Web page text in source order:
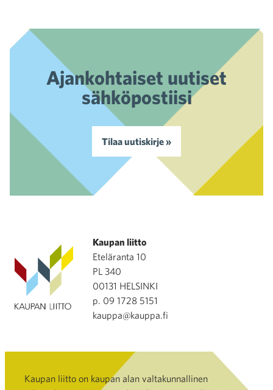
Ajankohtaiset uutiset
sähköpostiisi
Tilaa uutiskirje »
Kaupan liitto
Eteläranta 10
PL 340
00131 HELSINKI
p. 09 1728 5151
kauppa@kauppa.fi
Kaupan liitto on kaupan alan valtakunnallinen